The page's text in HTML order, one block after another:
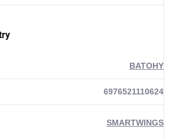
BATOHY
6976521110624
SMARTWINGS